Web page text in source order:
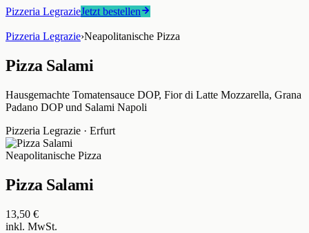
Pizzeria LegrazieJetzt bestellen
Pizzeria Legrazie›Neapolitanische Pizza
Pizza Salami
Hausgemachte Tomatensauce DOP, Fior di Latte Mozzarella, Grana
Padano DOP und Salami Napoli
Pizzeria Legrazie · Erfurt
Neapolitanische Pizza
Pizza Salami
13,50 €
inkl. MwSt.